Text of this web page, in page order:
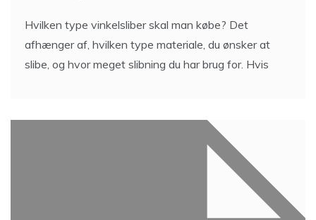
Hvilken type vinkelsliber skal man købe? Det
afhænger af, hvilken type materiale, du ønsker at
slibe, og hvor meget slibning du har brug for. Hvis